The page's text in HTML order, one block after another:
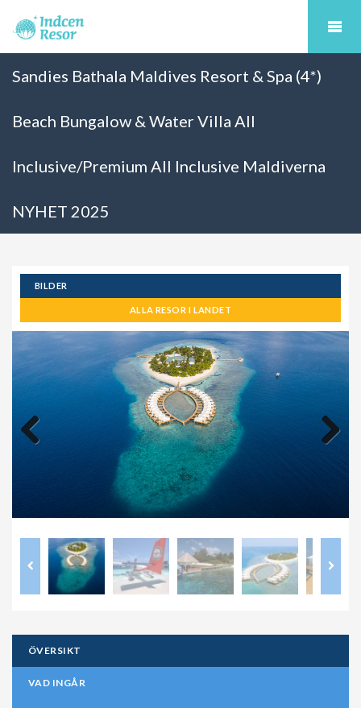
Sandies Bathala Maldives Resort & Spa (4*)
Beach Bungalow & Water Villa All
Inclusive/Premium All Inclusive Maldiverna
NYHET 2025
BILDER
ALLA RESOR I LANDET
ÖVERSIKT
VAD INGÅR